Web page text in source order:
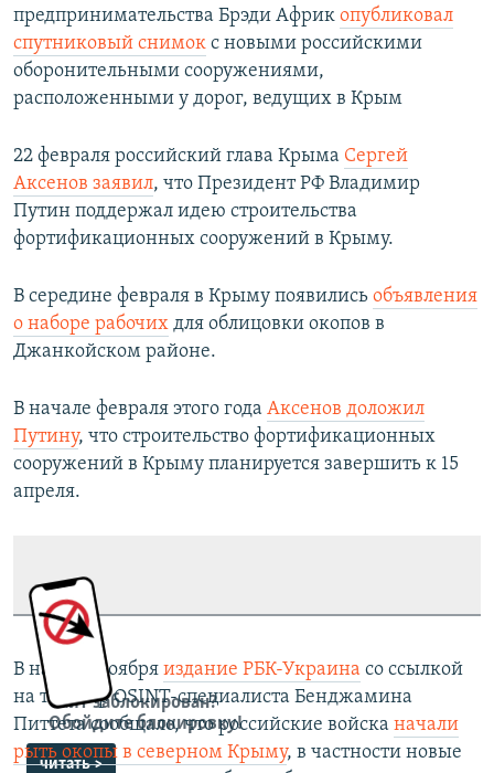
предпринимательства Брэди Африк опубликовал
спутниковый снимок с новыми российскими
оборонительными сооружениями,
расположенными у дорог, ведущих в Крым
22 февраля российский глава Крыма Сергей
Аксенов заявил, что Президент РФ Владимир
Путин поддержал идею строительства
фортификационных сооружений в Крыму.
В середине февраля в Крыму появились объявления
о наборе рабочих для облицовки окопов в
Джанкойском районе.
В начале февраля этого года Аксенов доложил
Путину, что строительство фортификационных
сооружений в Крыму планируется завершить к 15
апреля.
Сайт заблокирован?
Обойдите блокировку!
читать >
В начале ноября издание РБК-Украина со ссылкой
на твиттер OSINT-специалиста Бенджамина
Питтета сообщало, что российские войска начали
рыть окопы в северном Крыму, в частности новые